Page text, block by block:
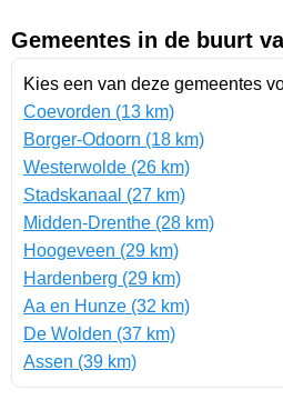
Gemeentes in de buurt
Kies een van deze gemeentes
Coevorden (13 km)
Borger-Odoorn (18 km)
Westerwolde (26 km)
Stadskanaal (27 km)
Midden-Drenthe (28 km)
Hoogeveen (29 km)
Hardenberg (29 km)
Aa en Hunze (32 km)
De Wolden (37 km)
Assen (39 km)